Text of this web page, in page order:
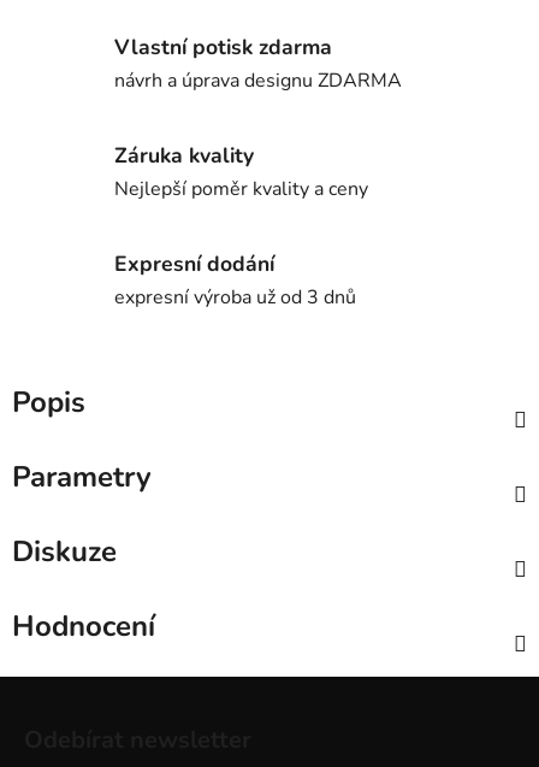
Vlastní potisk zdarma
návrh a úprava designu ZDARMA
Záruka kvality
Nejlepší poměr kvality a ceny
Expresní dodání
expresní výroba už od 3 dnů
Popis
Parametry
Diskuze
Hodnocení